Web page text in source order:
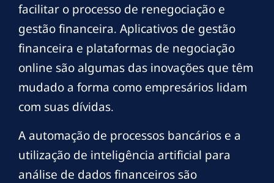
facilitar o processo de renegociação e
gestão financeira. Aplicativos de gestão
financeira e plataformas de negociação
online são algumas das inovações que têm
mudado a forma como empresários lidam
com suas dívidas.
A automação de processos bancários e a
utilização de inteligência artificial para
análise de dados financeiros são